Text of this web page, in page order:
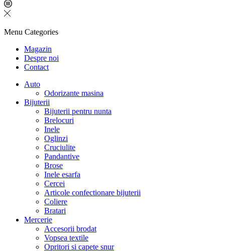
Menu Categories
Magazin
Despre noi
Contact
Auto
Odorizante masina
Bijuterii
Bijuterii pentru nunta
Brelocuri
Inele
Oglinzi
Cruciulite
Pandantive
Brose
Inele esarfa
Cercei
Articole confectionare bijuterii
Coliere
Bratari
Mercerie
Accesorii brodat
Vopsea textile
Opritori si capete snur